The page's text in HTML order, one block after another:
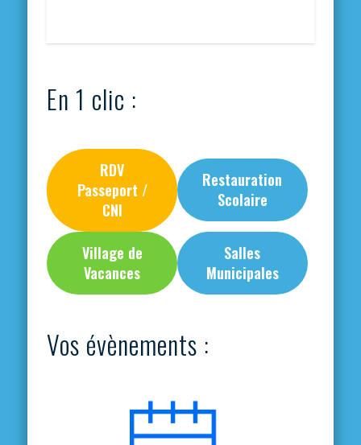
En 1 clic :
RDV
Passeport /
CNI
Restauration
Scolaire
Village de
Vacances
Salles
Municipales
Vos évènements :